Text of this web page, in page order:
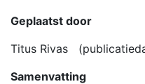
Geplaatst door
Titus Rivas
Samenvatting